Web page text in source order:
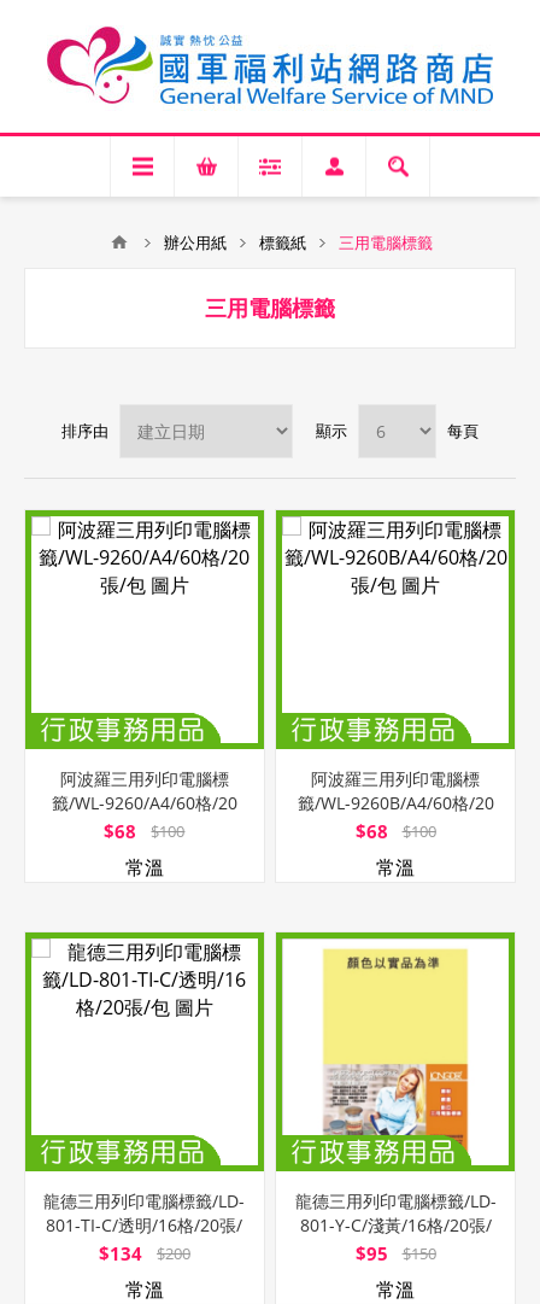
辦公用紙 標籤紙 三用電腦標籤
三用電腦標籤
排序由 顯示 每頁
阿波羅三用列印電腦標
籤/WL-9260/A4/60格/20
張/包
$68 $100
常溫
阿波羅三用列印電腦標
籤/WL-9260B/A4/60格/20
張/包
$68 $100
常溫
龍德三用列印電腦標籤/LD-
801-TI-C/透明/16格/20張/
包
$134 $200
常溫
龍德三用列印電腦標籤/LD-
801-Y-C/淺黃/16格/20張/
包
$95 $150
常溫